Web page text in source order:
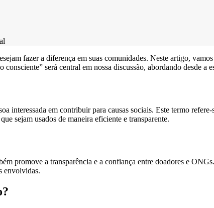
fazer a diferença em suas comunidades. Neste artigo,
será central em nossa discussão, abordando desde a
interessada em contribuir para causas sociais. Este termo
sejam usados de maneira eficiente e transparente.
promove a transparência e a confiança entre doadores e
envolvidas.